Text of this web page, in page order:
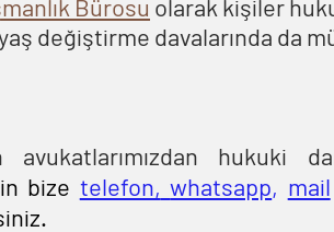
Bürosu olarak kişiler
değiştirme davalarında da
hukuki
bize telefon, whatsapp, mail